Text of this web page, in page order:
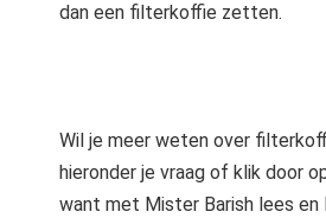
dan een filterkoffie zetten.
Wil je meer weten over
hieronder je vraag of klik door
want met Mister Barish lees en